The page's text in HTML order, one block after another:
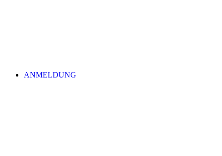
ANMELDUNG